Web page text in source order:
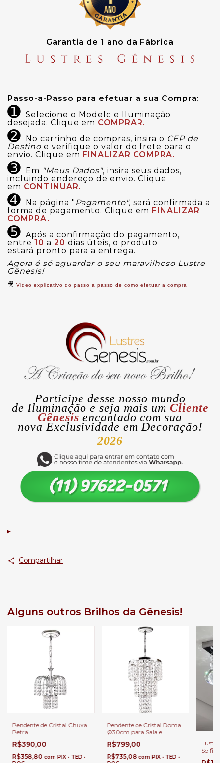
Garantia de 1 ano da Fábrica
Passo-a-Passo para efetuar a sua Compra:
➊ Selecione o Modelo e Iluminação
desejada. Clique em COMPRAR.
➋ No carrinho de compras, insira o CEP de
Destino e verifique o valor do frete para o
envio. Clique em FINALIZAR COMPRA.
➌ Em "Meus Dados", insira seus dados,
incluindo endereço de envio. Clique
em CONTINUAR.
➍ Na página " Pagamento", será confirmada a
forma de pagamento. Clique em FINALIZAR
COMPRA.
➎ Após a confirmação do pagamento,
entre 10 a 20 dias úteis, o produto
estará pronto para a entrega.
Agora é só aguardar o seu maravilhoso Lustre
Gênesis!
🎥 Video explicativo do passo a passo de como efetuar a compra
Participe desse nosso mundo
de Iluminação e seja mais um Cliente
Gênesis encantado com sua
nova Exclusividade em Decoração!
2026
.
Compartilhar
Alguns outros Brilhos da Gênesis!
Pendente de Cristal Chuva
Petra
R$390,00
R$358,80 com PIX • TED •
Pendente de Cristal Doma
Ø30cm para Sala e
Quarto.
R$799,00
R$735,08 com PIX • TED •
Solfist